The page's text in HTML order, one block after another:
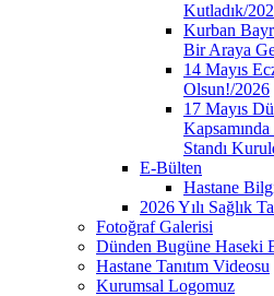
Kutladık/
Kurban
Bir Araya
14 Mayıs
Olsun!/2026
17 Mayıs
Standı
E-Bülten
Hastane
2026 Yılı Sağlık
Fotoğraf Galerisi
Dünden Bugüne Haseki
Hastane Tanıtım Videosu
Kurumsal Logomuz